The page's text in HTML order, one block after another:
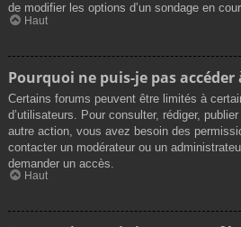
de modifier les options d’un sondage en
Haut
Pourquoi ne puis-je pas
Certains forums peuvent être limités à
d’utilisateurs. Pour consulter, rédiger,
autre action, vous avez besoin des
contacter un modérateur ou un
demander un accès.
Haut